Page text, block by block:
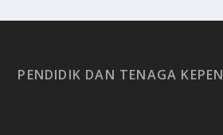
PENDIDIK DAN TENAGA